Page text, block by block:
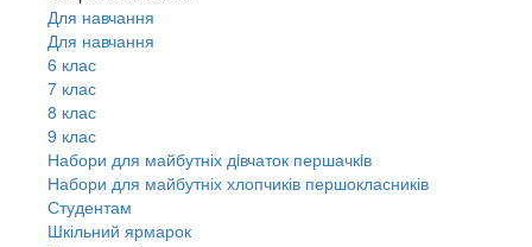
Для навчання
Для навчання
6 клас
7 клас
8 клас
9 клас
Набори для майбутніх дiвчаток першачкiв
Набори для майбутніх хлопчиків першокласників
Студентам
Шкільний ярмарок